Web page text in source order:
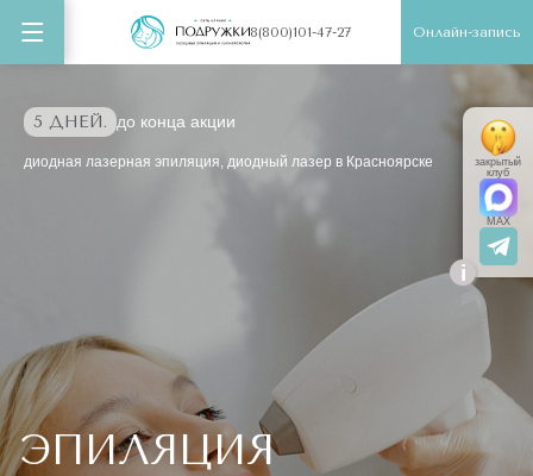
8(800)101-47-27 Онлайн-запись
5 ДНЕЙ. до конца акции
диодная лазерная эпиляция, диодный лазер в Красноярске
ЭПИЛЯЦИЯ
i
закрытый
клуб
MAX